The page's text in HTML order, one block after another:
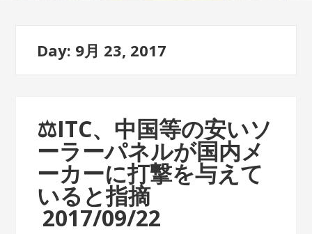
Day: 9月 23, 2017
⚖ITC、中国等の安いソ
ーラーパネルが国内メ
ーカーに打撃を与えて
いると指摘
2017/09/22